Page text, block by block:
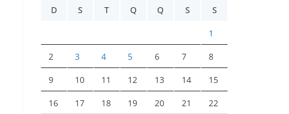
D
S T Q Q S S
1
2 3 4 5 6 7 8
9 10 11 12 13 14 15
16 17 18 19 20 21 22